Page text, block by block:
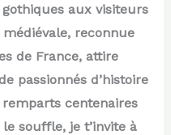
aux visiteurs
reconnue
de France, attire
passionnés d’histoire
centenaires
souffle, je t’invite à